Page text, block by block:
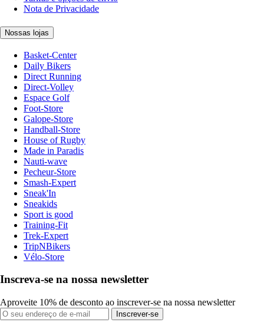
Nota de Privacidade
Nossas lojas
Basket-Center
Daily Bikers
Direct Running
Direct-Volley
Espace Golf
Foot-Store
Galope-Store
Handball-Store
House of Rugby
Made in Paradis
Nauti-wave
Pecheur-Store
Smash-Expert
Sneak'In
Sneakids
Sport is good
Training-Fit
Trek-Expert
TripNBikers
Vélo-Store
Inscreva-se na nossa newsletter
Aproveite 10% de desconto ao inscrever-se na nossa newsletter
Inscrever-se